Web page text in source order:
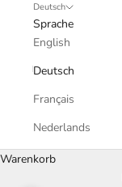
Deutsch
Sprache
English
Deutsch
Français
Nederlands
Warenkorb